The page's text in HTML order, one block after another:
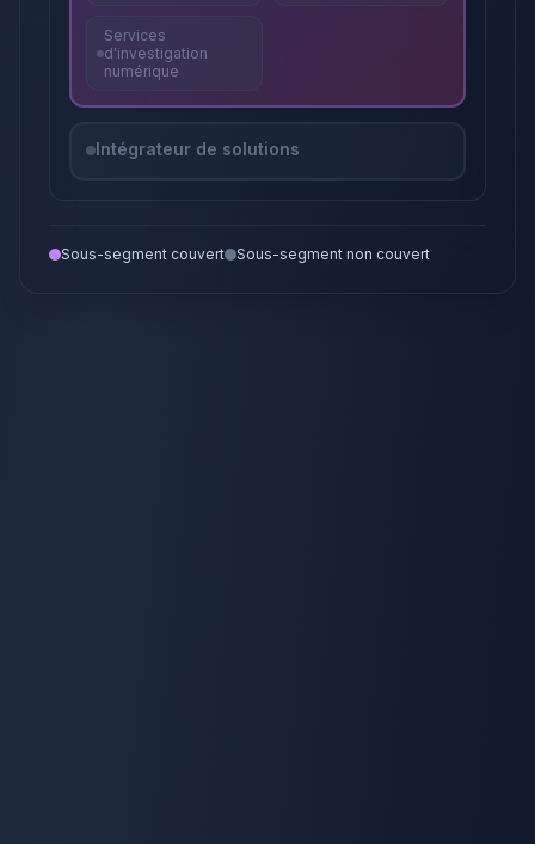
Services
d'investigation
numérique
Intégrateur de solutions
Sous-segment couvert Sous-segment non couvert